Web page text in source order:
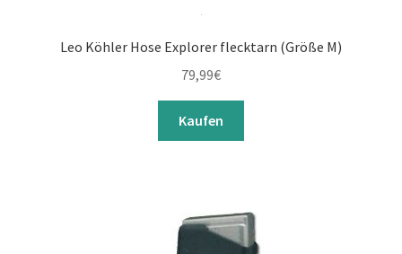
Leo Köhler Hose Explorer flecktarn (Größe M)
79,99€
Kaufen